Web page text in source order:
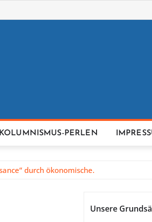
KOLUMNISMUS-PERLEN
durch ökonomische.
Unsere